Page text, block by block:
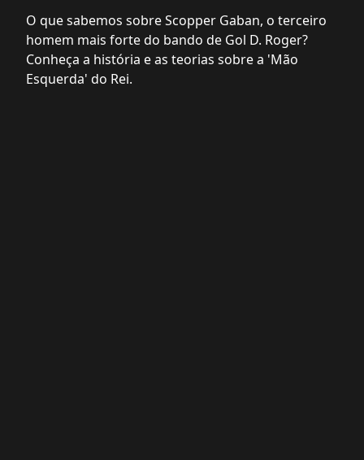
O que sabemos sobre Scopper Gaban, o terceiro
homem mais forte do bando de Gol D. Roger?
Conheça a história e as teorias sobre a 'Mão
Esquerda' do Rei.